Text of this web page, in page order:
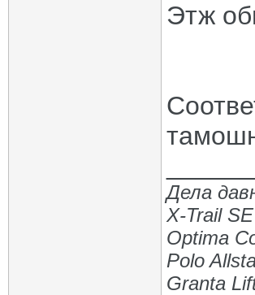
Этж
Дела
X-Trail
Optima
Polo
Granta